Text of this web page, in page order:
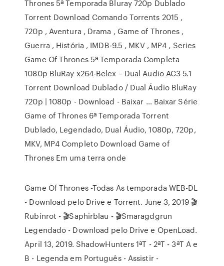
Thrones 5ª Temporada Bluray 720p Dublado
Torrent Download Comando Torrents 2015 ,
720p , Aventura , Drama , Game of Thrones ,
Guerra , História , IMDB-9.5 , MKV , MP4 , Series
Game Of Thrones 5ª Temporada Completa
1080p BluRay x264-Belex – Dual Audio AC3 5.1
Torrent Download Dublado / Dual Áudio BluRay
720p | 1080p - Download - Baixar … Baixar Série
Game of Thrones 6ª Temporada Torrent
Dublado, Legendado, Dual Áudio, 1080p, 720p,
MKV, MP4 Completo Download Game of
Thrones Em uma terra onde
Game Of Thrones -Todas As temporada WEB-DL
- Download pelo Drive e Torrent. June 3, 2019 🎬
Rubinrot - 🎬Saphirblau - 🎬Smaragdgrun
Legendado - Download pelo Drive e OpenLoad.
April 13, 2019. ShadowHunters 1ªT - 2ªT - 3ªT A e
B - Legenda em Português - Assistir -